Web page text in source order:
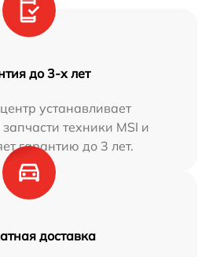
до 3-х лет
устанавливает
техники MSI и
гарантию до 3 лет.
доставка